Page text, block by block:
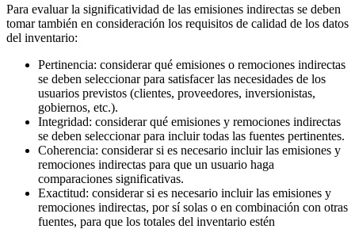
Para evaluar la significatividad de las emisiones indirectas se deben
tomar también en consideración los requisitos de calidad de los datos
del inventario:
Pertinencia: considerar qué emisiones o remociones indirectas
se deben seleccionar para satisfacer las necesidades de los
usuarios previstos (clientes, proveedores, inversionistas,
gobiernos, etc.).
Integridad: considerar qué emisiones y remociones indirectas
se deben seleccionar para incluir todas las fuentes pertinentes.
Coherencia: considerar si es necesario incluir las emisiones y
remociones indirectas para que un usuario haga
comparaciones significativas.
Exactitud: considerar si es necesario incluir las emisiones y
remociones indirectas, por sí solas o en combinación con otras
fuentes, para que los totales del inventario estén